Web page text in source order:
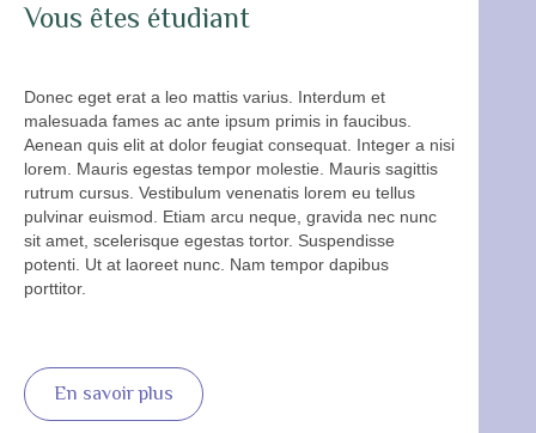
Vous êtes étudiant
Donec eget erat a leo mattis varius. Interdum et
malesuada fames ac ante ipsum primis in faucibus.
Aenean quis elit at dolor feugiat consequat. Integer a nisi
lorem. Mauris egestas tempor molestie. Mauris sagittis
rutrum cursus. Vestibulum venenatis lorem eu tellus
pulvinar euismod. Etiam arcu neque, gravida nec nunc
sit amet, scelerisque egestas tortor. Suspendisse
potenti. Ut at laoreet nunc. Nam tempor dapibus
porttitor.
En savoir plus